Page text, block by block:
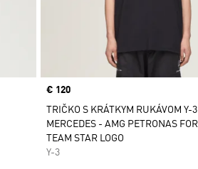
Price
€ 120
TRIČKO S KRÁTKYM RUKÁVOM Y-3
MERCEDES - AMG PETRONAS
TEAM STAR LOGO
Y-3